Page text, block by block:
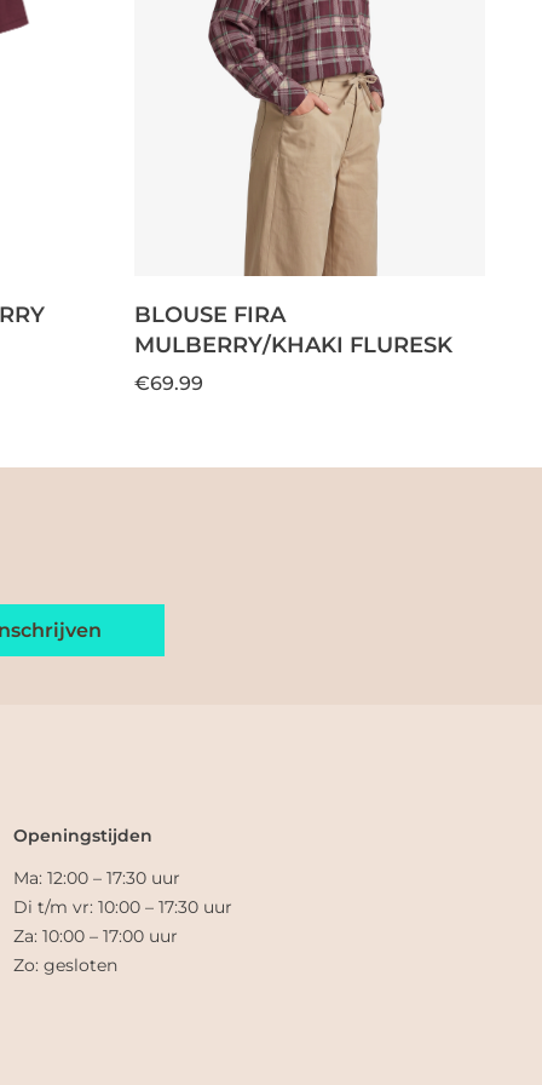
BLOUSE FIRA
MULBERRY/KHAKI FLURESK
€69.99
Openingstijden
Ma: 12:00 – 17:30 uur
Di t/m vr: 10:00 – 17:30 uur
Za: 10:00 – 17:00 uur
Zo: gesloten